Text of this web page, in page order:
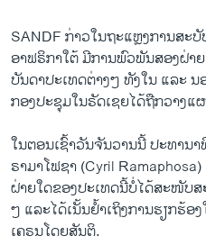
SANDF ກ່າວໃນຖະແຫຼງການສະ
ອາຟຣິກາໃຕ້ ມີການພົວພັນສອງຝ່າ
ບັນດາປະເທດຕ່າງໆ ທັງໃນ ແລະ
ກອງປະຊຸມໃນຣັດເຊຍໄດ້ຖືກວາງແ
ໃນ​ຕອນ​ເຊົ້າ​ວັນ​ຈັນ​ວານ​ນີ້ ປະທານ
ຣາມາໂຟຊາ (Cyril
ຝ່າຍໃດຂອງປະເທດນີ້​ບໍ່​ໄດ້ສະໜັບ
ໆ ​ແລະ​ໄດ້​ເນັ້ນຢໍ້າເຖິງການຮຽກຮ້
ເຄຣນ​ໂດຍ​ສັນຕິ.